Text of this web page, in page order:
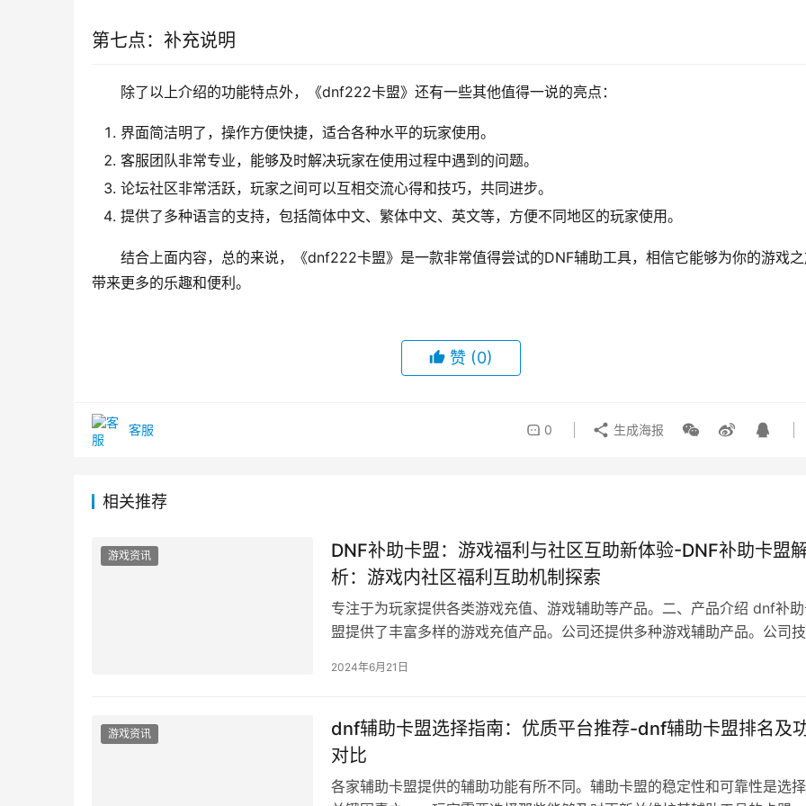
第七点：补充说明
除了以上介绍的功能特点外，《dnf222卡盟》还有一些其他值得一说的亮点：
界面简洁明了，操作方便快捷，适合各种水平的玩家使用。
客服团队非常专业，能够及时解决玩家在使用过程中遇到的问题。
论坛社区非常活跃，玩家之间可以互相交流心得和技巧，共同进步。
提供了多种语言的支持，包括简体中文、繁体中文、英文等，方便不同地区的玩家使用。
结合上面内容，总的来说，《dnf222卡盟》是一款非常值得尝试的DNF辅助工具，相信它能够为你的游戏
带来更多的乐趣和便利。
赞 (0)
客服 0 生成海报
相关推荐
游戏资讯
DNF补助卡盟：游戏福利与社区互助新体验-DNF补助卡盟
析：游戏内社区福利互助机制探索
专注于为玩家提供各类游戏充值、游戏辅助等产品。二、产品介绍 dnf补
盟提供了丰富多样的游戏充值产品。公司还提供多种游戏辅助产品。公司
2024年6月21日
游戏资讯
dnf辅助卡盟选择指南：优质平台推荐-dnf辅助卡盟排名及
对比
各家辅助卡盟提供的辅助功能有所不同。辅助卡盟的稳定性和可靠性是选